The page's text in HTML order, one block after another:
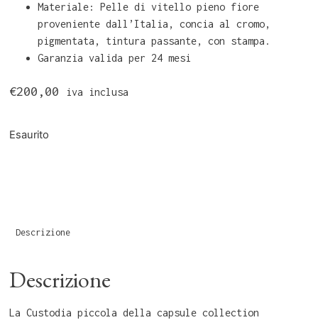
Materiale: Pelle di vitello pieno fiore
proveniente dall’Italia, concia al cromo,
pigmentata, tintura passante, con stampa.
Garanzia valida per 24 mesi
€200,00 iva inclusa
Esaurito
Descrizione
Descrizione
La Custodia piccola della capsule collection